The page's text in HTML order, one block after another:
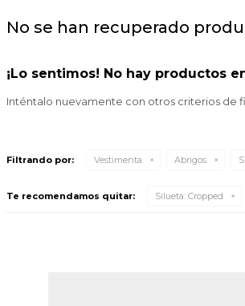
No se han recuperado
¡Lo sentimos! No hay productos
Inténtalo nuevamente con otros criterios de
Filtrando por: Vestimenta Abrigos
Te recomendamos quitar: Silueta: Cropped